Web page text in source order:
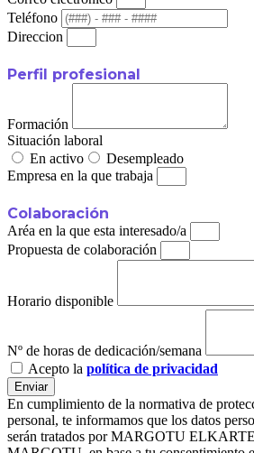
Teléfono
Direccion
Perfil profesional
Formación
Situación laboral
En activo
Desempleado
Empresa en la que trabaja
Colaboración
Aréa en la que esta interesado/a
Propuesta de colaboración
Horario disponible
Nº de horas de dedicación/semana
Acepto la política de privacidad
Enviar
En cumplimiento de la normativa de
personal, te informamos que los datos
serán tratados por MARGOTU